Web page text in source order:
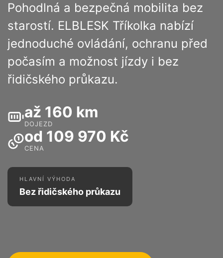
Pohodlná a bezpečná mobilita bez
starostí. ELBLESK Tříkolka nabízí
jednoduché ovládání, ochranu před
počasím a možnost jízdy i bez
řidičského průkazu.
až 160 km
DOJEZD
od 109 970 Kč
CENA
HLAVNÍ VÝHODA
Bez řidičského průkazu